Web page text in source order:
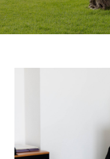
Futur alumnat
UIB